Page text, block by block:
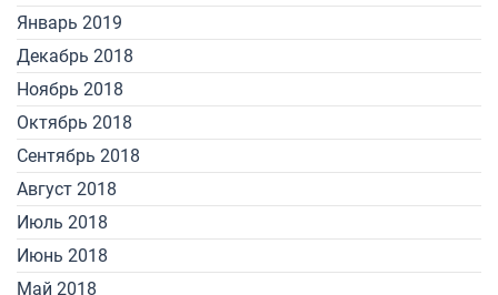
Январь 2019
Декабрь 2018
Ноябрь 2018
Октябрь 2018
Сентябрь 2018
Август 2018
Июль 2018
Июнь 2018
Май 2018